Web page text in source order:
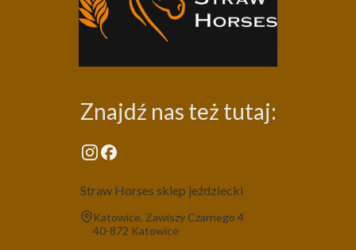
Znajdź nas też tutaj:
Straw Horses sklep jeździecki
Adres:
Katowice, Zawiszy Czarnego 4
40-872 Katowice